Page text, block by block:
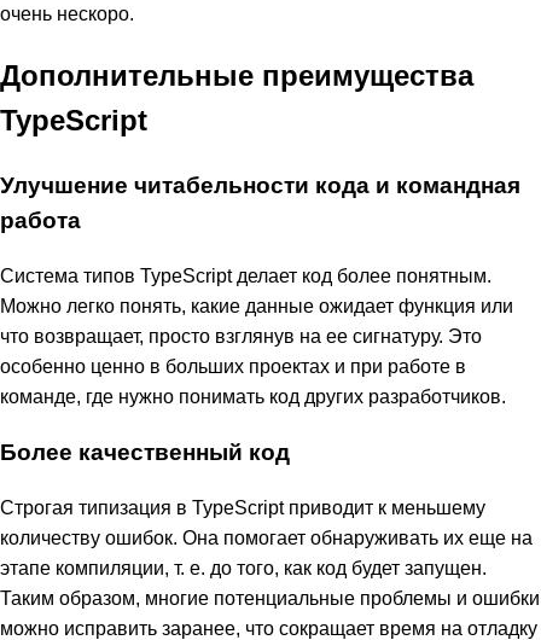
очень нескоро.
Дополнительные преимущества
TypeScript
Улучшение читабельности кода и командная
работа
Система типов TypeScript делает код более понятным.
Можно легко понять, какие данные ожидает функция или
что возвращает, просто взглянув на ее сигнатуру. Это
особенно ценно в больших проектах и при работе в
команде, где нужно понимать код других разработчиков.
Более качественный код
Строгая типизация в TypeScript приводит к меньшему
количеству ошибок. Она помогает обнаруживать их еще на
этапе компиляции, т. е. до того, как код будет запущен.
Таким образом, многие потенциальные проблемы и ошибки
можно исправить заранее, что сокращает время на отладку